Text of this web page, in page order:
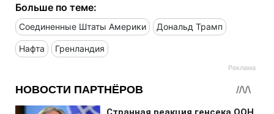
Больше по теме:
Соединенные Штаты Америки Дональд Трамп
Нафта Гренландия